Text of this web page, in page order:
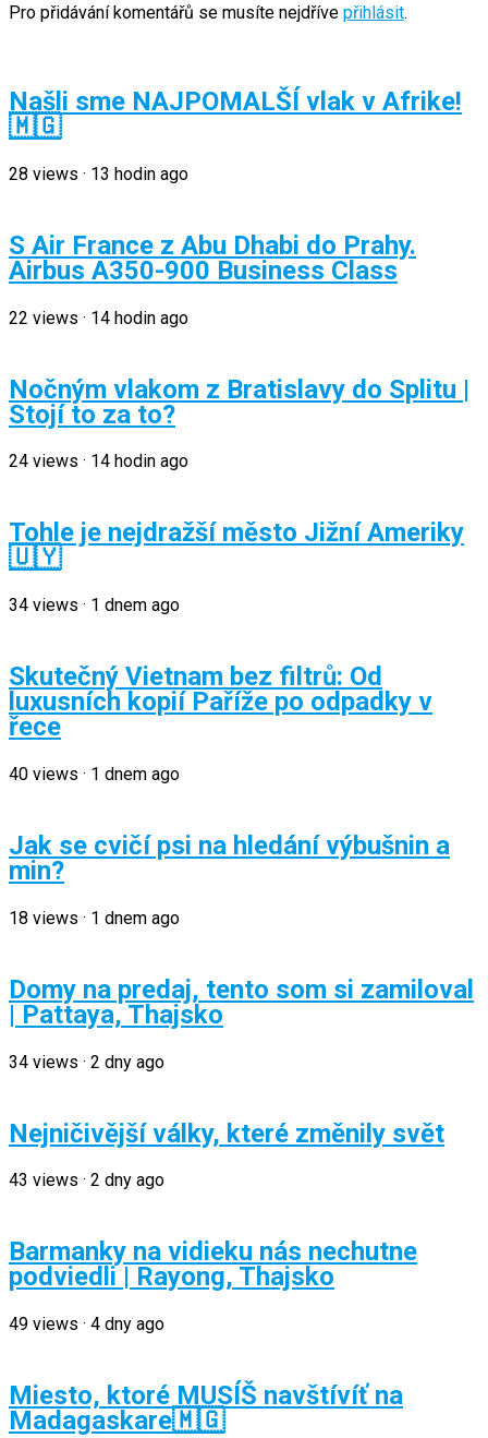
Pro přidávání komentářů se musíte nejdříve přihlásit.
Našli sme NAJPOMALŠÍ vlak v Afrike!
🇲🇬
28 views · 13 hodin ago
S Air France z Abu Dhabi do Prahy.
Airbus A350-900 Business Class
22 views · 14 hodin ago
Nočným vlakom z Bratislavy do Splitu |
Stojí to za to?
24 views · 14 hodin ago
Tohle je nejdražší město Jižní Ameriky
🇺🇾
34 views · 1 dnem ago
Skutečný Vietnam bez filtrů: Od
luxusních kopií Paříže po odpadky v
řece
40 views · 1 dnem ago
Jak se cvičí psi na hledání výbušnin a
min?
18 views · 1 dnem ago
Domy na predaj, tento som si zamiloval
| Pattaya, Thajsko
34 views · 2 dny ago
Nejničivější války, které změnily svět
43 views · 2 dny ago
Barmanky na vidieku nás nechutne
podviedli | Rayong, Thajsko
49 views · 4 dny ago
Miesto, ktoré MUSÍŠ navštívíť na
Madagaskare🇲🇬